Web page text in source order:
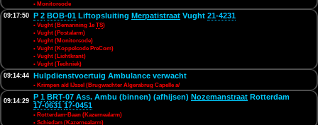
• Monitorcode
09:17:50 P 2 BOB-01 Liftopsluiting Merpatistraat Vught 21-4231
• Vught (Bemanning 1eTS)
• Vught (Postalarm)
• Vught (Monitorcode)
• Vught (Koppelcode PreCom)
• Vught (Lichtkrant)
• Vught (Techniek)
09:14:44 Hulpdienstvoertuig Ambulance verwacht
• Krimpen a/d IJssel (Brugwachter Algerabrug Capelle a/
09:14:29 P 1 BRT-07 Ass. Ambu (binnen) (afhijsen) Nozemanstraat Rotterdam
17-0631 17-0451
• Rotterdam-Baan (Kazernealarm)
• Schiedam (Kazernealarm)